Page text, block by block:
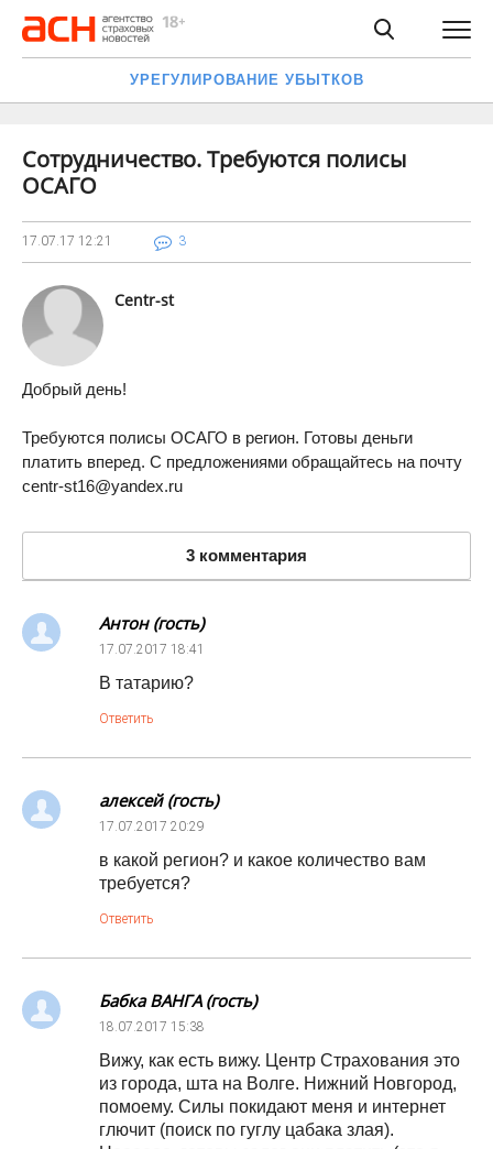
УРЕГУЛИРОВАНИЕ УБЫТКОВ
Сотрудничество. Требуются полисы
ОСАГО
17.07.17 12:21 3
Centr-st
Добрый день!
Требуются полисы ОСАГО в регион. Готовы деньги
платить вперед. С предложениями обращайтесь на почту
centr-st16@yandex.ru
3 комментария
Антон (гость)
17.07.2017 18:41
В татарию?
Ответить
алексей (гость)
17.07.2017 20:29
в какой регион? и какое количество вам
требуется?
Ответить
Бабка ВАНГА (гость)
18.07.2017 15:38
Вижу, как есть вижу. Центр Страхования это
из города, шта на Волге. Нижний Новгород,
помоему. Силы покидают меня и интернет
глючит (поиск по гуглу цабака злая).